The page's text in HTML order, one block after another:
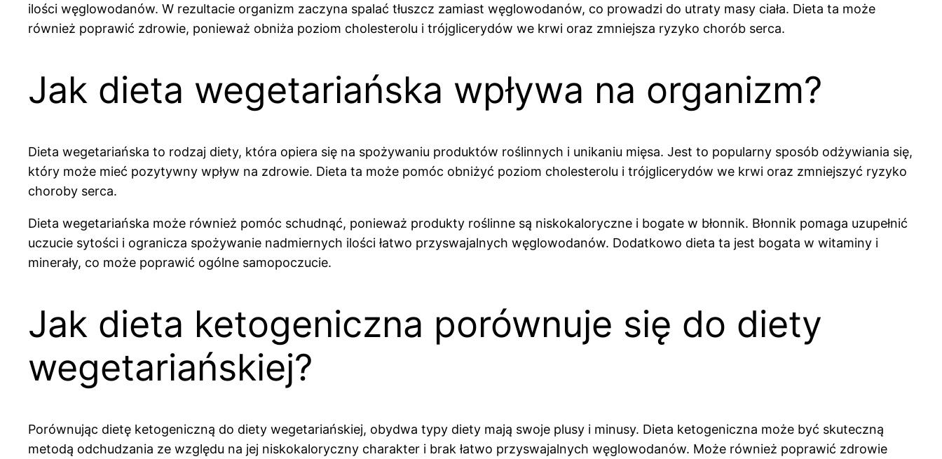
ilości węglowodanów. W rezultacie organizm zaczyna spalać tłuszcz zamiast węglowodanów, co prowadzi do utraty masy ciała. Dieta ta może
również poprawić zdrowie, ponieważ obniża poziom cholesterolu i trójglicerydów we krwi oraz zmniejsza ryzyko chorób serca.
Jak dieta wegetariańska wpływa na organizm?
Dieta wegetariańska to rodzaj diety, która opiera się na spożywaniu produktów roślinnych i unikaniu mięsa. Jest to popularny sposób odżywiania się,
który może mieć pozytywny wpływ na zdrowie. Dieta ta może pomóc obniżyć poziom cholesterolu i trójglicerydów we krwi oraz zmniejszyć ryzyko
choroby serca.
Dieta wegetariańska może również pomóc schudnąć, ponieważ produkty roślinne są niskokaloryczne i bogate w błonnik. Błonnik pomaga uzupełnić
uczucie sytości i ogranicza spożywanie nadmiernych ilości łatwo przyswajalnych węglowodanów. Dodatkowo dieta ta jest bogata w witaminy i
minerały, co może poprawić ogólne samopoczucie.
Jak dieta ketogeniczna porównuje się do diety
wegetariańskiej?
Porównując dietę ketogeniczną do diety wegetariańskiej, obydwa typy diety mają swoje plusy i minusy. Dieta ketogeniczna może być skuteczną
metodą odchudzania ze względu na jej niskokaloryczny charakter i brak łatwo przyswajalnych węglowodanów. Może również poprawić zdrowie